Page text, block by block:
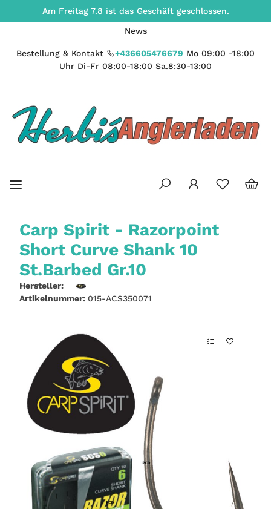
Am Freitag 7.8 ist das Geschäft geschlossen.
News
Bestellung & Kontakt +436605476679 Mo 09:00 -18:00
Uhr Di-Fr 08:00-18:00 Sa.8:30-13:00
Carp Spirit - Razorpoint
Short Curve Shank 10
St.Barbed Gr.10
Hersteller:
Artikelnummer: 015-ACS350071